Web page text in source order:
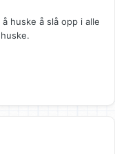
huske å slå opp i alle